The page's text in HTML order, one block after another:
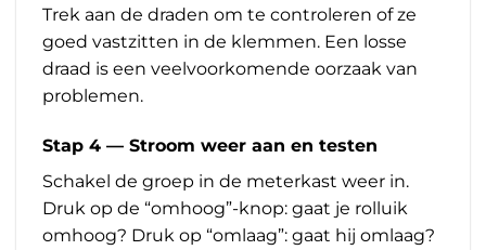
Trek aan de draden om te controleren of ze
goed vastzitten in de klemmen. Een losse
draad is een veelvoorkomende oorzaak van
problemen.
Stap 4 — Stroom weer aan en testen
Schakel de groep in de meterkast weer in.
Druk op de “omhoog”-knop: gaat je rolluik
omhoog? Druk op “omlaag”: gaat hij omlaag?